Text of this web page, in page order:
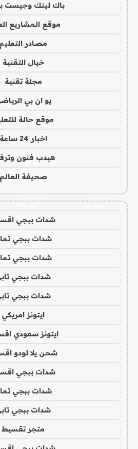
باك لينك وجيست
موقع المشاريع
مصادر التعليم
خيال التقنية
مجلة تقنية
يو ان بي
موقع حالة
اخبار 24 ساعة
هيدب فنون
صحيفة العالم
شدات ببجي
شدات ببجي
شدات ببجي
شدات ببجي
شدات ببجي
ايتونز امريكي
ايتونز سعودي
شحن يلا لودو
شدات ببجي
شدات ببجي
شدات ببجي
متجر تقسيط